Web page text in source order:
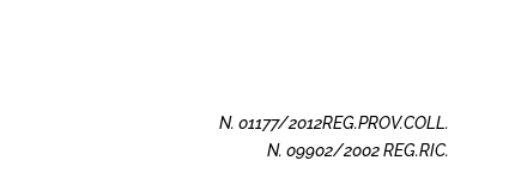
N. 01177/2012REG.PROV.COLL.
N. 09902/2002 REG.RIC.